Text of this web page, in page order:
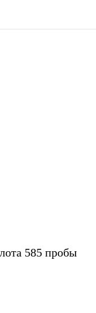
585 пробы